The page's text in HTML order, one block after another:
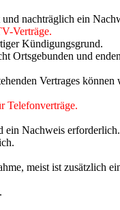
nachträglich ein
Verträge.
Kündigungsgrund.
Ortsgebunden und
Vertrages
Telefonverträge.
ein Nachweis erforderlich.
meist ist zusätzlich